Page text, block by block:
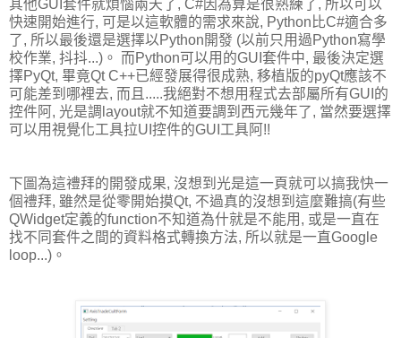
其他GUI套件就煩惱兩天了, C#因為算是很熟練了, 所以可以
快速開始進行, 可是以這軟體的需求來說, Python比C#適合多
了, 所以最後還是選擇以Python開發 (以前只用過Python寫學
校作業, 抖抖...)。 而Python可以用的GUI套件中, 最後決定選
擇PyQt, 畢竟Qt C++已經發展得很成熟, 移植版的pyQt應該不
可能差到哪裡去, 而且.....我絕對不想用程式去部屬所有GUI的
控件阿, 光是調layout就不知道要調到西元幾年了, 當然要選擇
可以用視覺化工具拉UI控件的GUI工具阿!!
下圖為這禮拜的開發成果, 沒想到光是這一頁就可以搞我快一
個禮拜, 雖然是從零開始摸Qt, 不過真的沒想到這麼難搞(有些
QWidget定義的function不知道為什就是不能用, 或是一直在
找不同套件之間的資料格式轉換方法, 所以就是一直Google
loop...)。